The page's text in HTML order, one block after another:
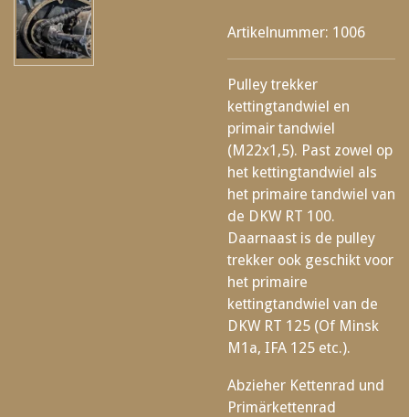
Artikelnummer: 1006
Pulley trekker
kettingtandwiel en
primair tandwiel
(M22x1,5). Past zowel op
het kettingtandwiel als
het primaire tandwiel van
de DKW RT 100.
Daarnaast is de pulley
trekker ook geschikt voor
het primaire
kettingtandwiel van de
DKW RT 125 (Of Minsk
M1a, IFA 125 etc.).
Abzieher Kettenrad und
Primärkettenrad